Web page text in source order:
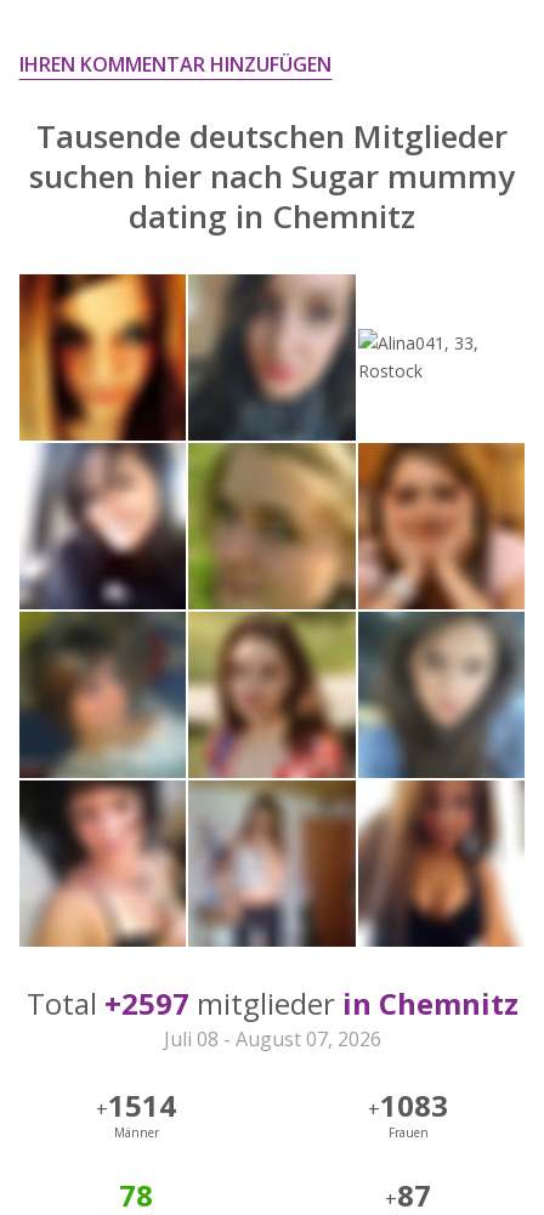
IHREN KOMMENTAR HINZUFÜGEN
Tausende deutschen Mitglieder
suchen hier nach Sugar mummy
dating in Chemnitz
Total +2597 mitglieder in Chemnitz
Juli 08 - August 07, 2026
+1514
Männer
+1083
Frauen
78 +87